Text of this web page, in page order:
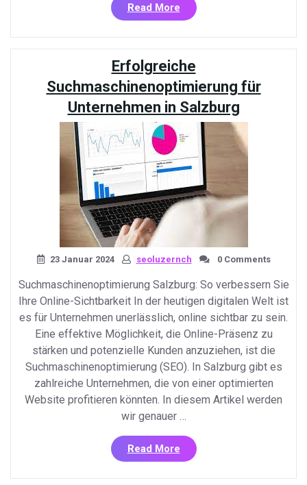
Read More
Preise:
Kosten
und
Leistungen
im
Überblick»
Erfolgreiche
Suchmaschinenoptimierung für
Unternehmen in Salzburg
23 Januar 2024 seoluzernch 0 Comments
Suchmaschinenoptimierung Salzburg: So verbessern Sie
Ihre Online-Sichtbarkeit In der heutigen digitalen Welt ist
es für Unternehmen unerlässlich, online sichtbar zu sein.
Eine effektive Möglichkeit, die Online-Präsenz zu
stärken und potenzielle Kunden anzuziehen, ist die
Suchmaschinenoptimierung (SEO). In Salzburg gibt es
zahlreiche Unternehmen, die von einer optimierten
Website profitieren könnten. In diesem Artikel werden
wir genauer …
Read More«Erfolgreiche
für